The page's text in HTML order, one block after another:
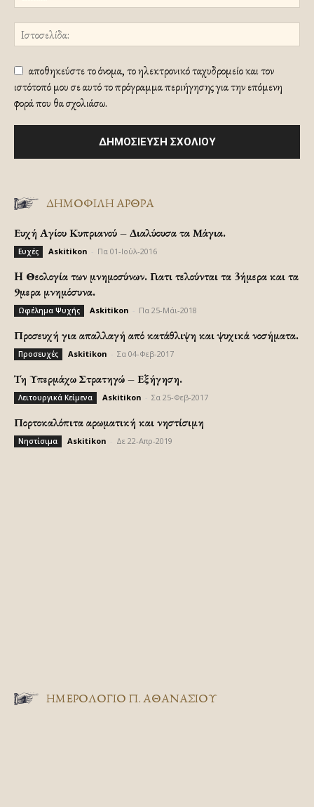
αποθηκεύστε το όνομα, το ηλεκτρονικό ταχυδρομείο και τον
ιστότοπό μου σε αυτό το πρόγραμμα περιήγησης για την επόμενη
φορά που θα σχολιάσω.
ΔΗΜΟΦΙΛΗ ΑΡΘΡΑ
Ευχή Αγίου Κυπριανού – Διαλύουσα τα Μάγια.
Ευχές Askitikon Πα 01-Ιούλ-2016
H Θεολογία των μνημοσύνων. Γιατι τελούνται τα 3ήμερα και τα
9μερα μνημόσυνα.
Ωφέλημα Ψυχής Askitikon Πα 25-Μάι-2018
Προσευχή για απαλλαγή από κατάθλιψη και ψυχικά νοσήματα.
Προσευχές Askitikon Σα 04-Φεβ-2017
Τη Υπερμάχω Στρατηγώ – Εξήγηση.
Λειτουργικά Κείμενα Askitikon Σα 25-Φεβ-2017
Πορτοκαλόπιτα αρωματική και νηστίσιμη
Νηστίσιμα Askitikon Δε 22-Απρ-2019
ΗΜΕΡΟΛΟΓΙΟ Π. ΑΘΑΝΑΣΙΟΥ